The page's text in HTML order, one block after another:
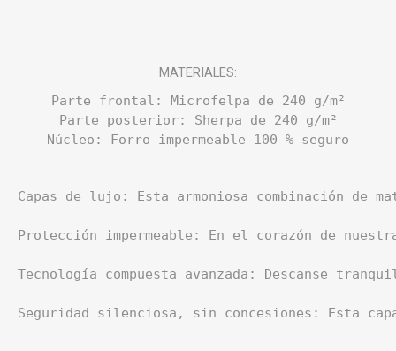
MATERIALES:
Parte frontal: Microfelpa de 240 g/m²
Parte posterior: Sherpa de 240 g/m²
Núcleo: Forro impermeable 100 % seguro
Capas de lujo: Esta armoniosa combinación de
Protección impermeable: En el corazón de
Tecnología compuesta avanzada: Descanse
Seguridad silenciosa, sin concesiones: Esta